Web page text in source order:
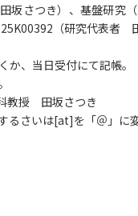
さつき）、基盤研究
（研究代表者
、当日受付にて記帳。
授 田坂さつき
さいは[at]を「＠」に